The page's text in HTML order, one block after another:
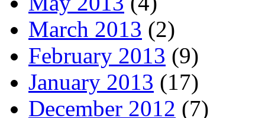
March 2013 (2)
February 2013 (9)
January 2013 (17)
December 2012 (7)